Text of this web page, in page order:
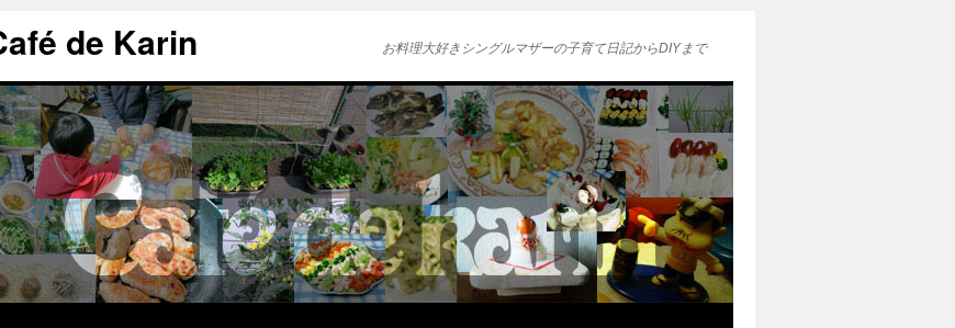
de Karin お料理大好きシングルマザーの子育て日記からDIYまで